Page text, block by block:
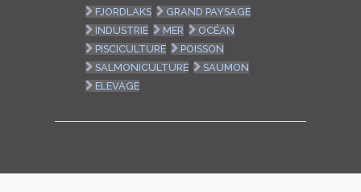
FJORDLAKS
GRAND PAYSAGE
INDUSTRIE
MER
OCÉAN
PISCICULTURE
POISSON
SALMONICULTURE
SAUMON
ELEVAGE